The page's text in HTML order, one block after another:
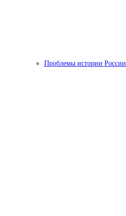
Проблемы истории России